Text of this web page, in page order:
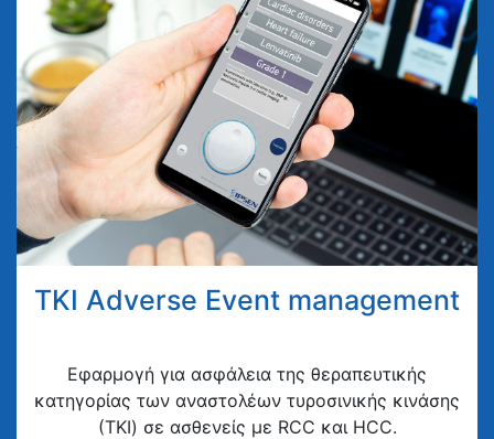
TKI Adverse Event management
Eφαρμογή για ασφάλεια της θεραπευτικής
κατηγορίας των αναστολέων τυροσινικής κινάσης
(ΤΚΙ) σε ασθενείς με RCC και HCC.